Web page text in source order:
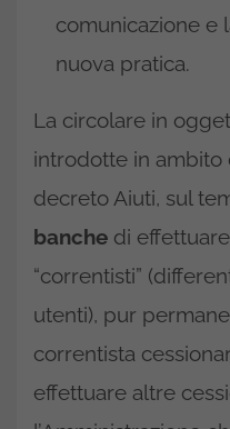
comunicazione e
nuova pratica.
La circolare in
introdotte in ambito
decreto Aiuti, sul
banche di
“correntisti”
utenti), pur
correntista
effettuare altre